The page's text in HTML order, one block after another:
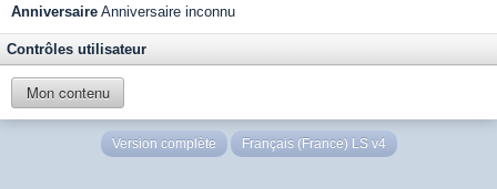
Anniversaire Anniversaire inconnu
Contrôles utilisateur
Mon contenu
Version complète Français (France) LS v4